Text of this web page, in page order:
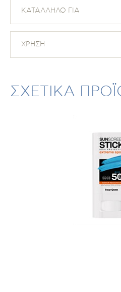
ΚΑΤΑΛΛΗΛΟ ΓΙΑ
ΧΡΗΣΗ
ΣΧΕΤΙΚΑ